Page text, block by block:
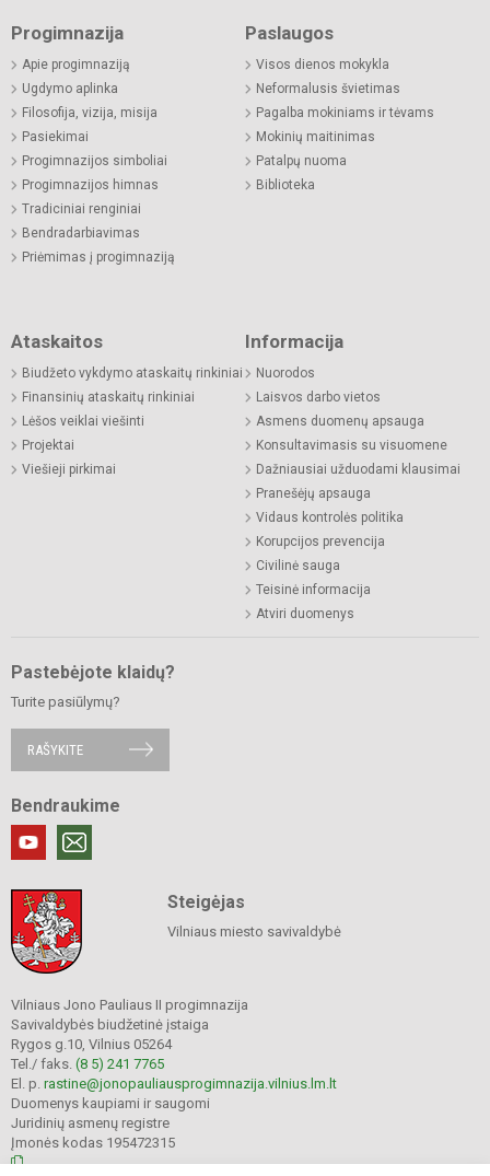
Progimnazija
Apie progimnaziją
Ugdymo aplinka
Filosofija, vizija, misija
Pasiekimai
Progimnazijos simboliai
Progimnazijos himnas
Tradiciniai renginiai
Bendradarbiavimas
Priėmimas į progimnaziją
Paslaugos
Visos dienos mokykla
Neformalusis švietimas
Pagalba mokiniams ir tėvams
Mokinių maitinimas
Patalpų nuoma
Biblioteka
Ataskaitos
Biudžeto vykdymo ataskaitų rinkiniai
Finansinių ataskaitų rinkiniai
Lėšos veiklai viešinti
Projektai
Viešieji pirkimai
Informacija
Nuorodos
Laisvos darbo vietos
Asmens duomenų apsauga
Konsultavimasis su visuomene
Dažniausiai užduodami klausimai
Pranešėjų apsauga
Vidaus kontrolės politika
Korupcijos prevencija
Civilinė sauga
Teisinė informacija
Atviri duomenys
Pastebėjote klaidų?
Turite pasiūlymų?
RAŠYKITE
Bendraukime
Steigėjas
Vilniaus miesto savivaldybė
Vilniaus Jono Pauliaus II progimnazija
Savivaldybės biudžetinė įstaiga
Rygos g.10, Vilnius 05264
Tel./ faks. (8 5) 241 7765
El. p. rastine@jonopauliausprogimnazija.vilnius.lm.lt
Duomenys kaupiami ir saugomi
Juridinių asmenų registre
Įmonės kodas 195472315